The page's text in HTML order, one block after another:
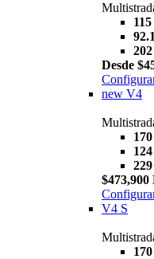
Desde
new V4
V4 S